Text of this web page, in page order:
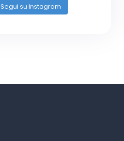
Segui su Instagram